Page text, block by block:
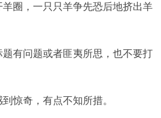
羊圈，一只只羊争先恐后地挤出羊
题有问题或者匪夷所思，也不要打
惊奇，有点不知所措。